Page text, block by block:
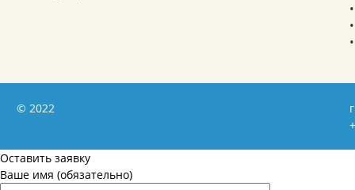
© 2022
Оставить заявку
Ваше имя (обязательно)